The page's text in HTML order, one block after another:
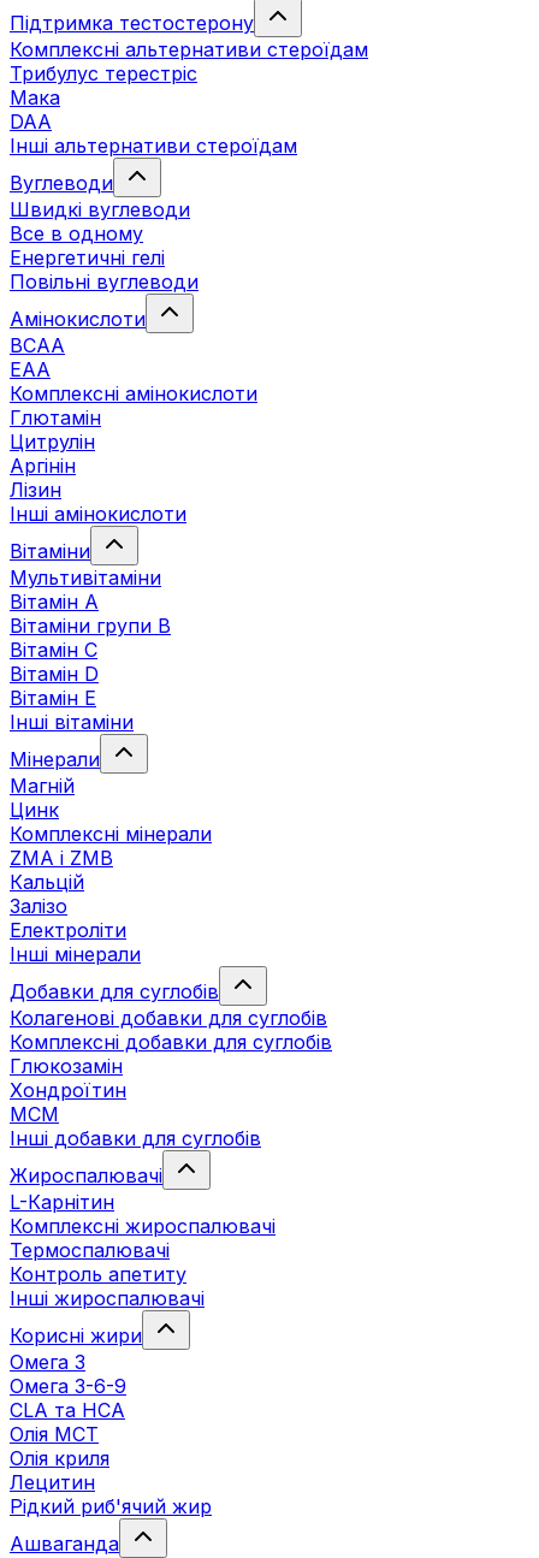
Підтримка тестостерону
Комплексні альтернативи стероїдам
Трибулус терестріс
Мака
DAA
Інші альтернативи стероїдам
Вуглеводи
Швидкі вуглеводи
Все в одному
Енергетичні гелі
Повільні вуглеводи
Амінокислоти
BCAA
EAA
Комплексні амінокислоти
Глютамін
Цитрулін
Аргінін
Лізин
Інші амінокислоти
Вітаміни
Мультивітаміни
Вітамін А
Вітаміни групи В
Вітамін C
Вітамін D
Вітамін Е
Інші вітаміни
Мінерали
Магній
Цинк
Комплексні мінерали
ZMA і ZMB
Кальцій
Залізо
Електроліти
Інші мінерали
Добавки для суглобів
Колагенові добавки для суглобів
Комплексні добавки для суглобів
Глюкозамін
Хондроїтин
МСМ
Інші добавки для суглобів
Жироспалювачі
L-Карнітин
Комплексні жироспалювачі
Термоспалювачі
Контроль апетиту
Інші жироспалювачі
Корисні жири
Омега 3
Омега 3-6-9
CLA та HCA
Олія МСТ
Олія криля
Лецитин
Рідкий риб'ячий жир
Ашваганда